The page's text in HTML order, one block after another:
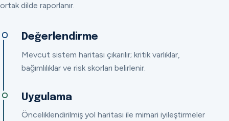
ortak dilde raporlanır.
Değerlendirme
Mevcut sistem haritası çıkarılır; kritik varlıklar,
bağımlılıklar ve risk skorları belirlenir.
Uygulama
Önceliklendirilmiş yol haritası ile mimari iyileştirmeler